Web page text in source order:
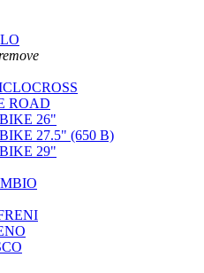
ROAD
26"
27.5" (650 B)
29"